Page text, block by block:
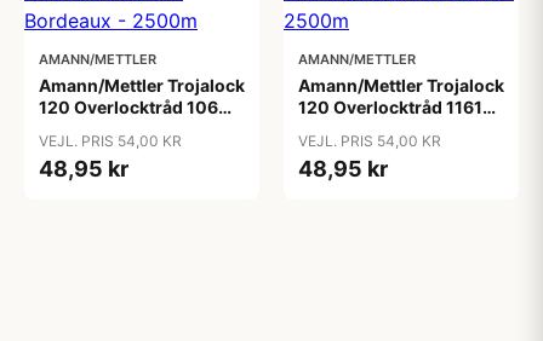
AMANN/METTLER
Amann/Mettler Trojalock
120 Overlocktråd 106
VEJL. PRIS 54,00 KR
48,95 kr
AMANN/METTLER
Amann/Mettler Trojalock
120 Overlocktråd 1161
VEJL. PRIS 54,00 KR
48,95 kr